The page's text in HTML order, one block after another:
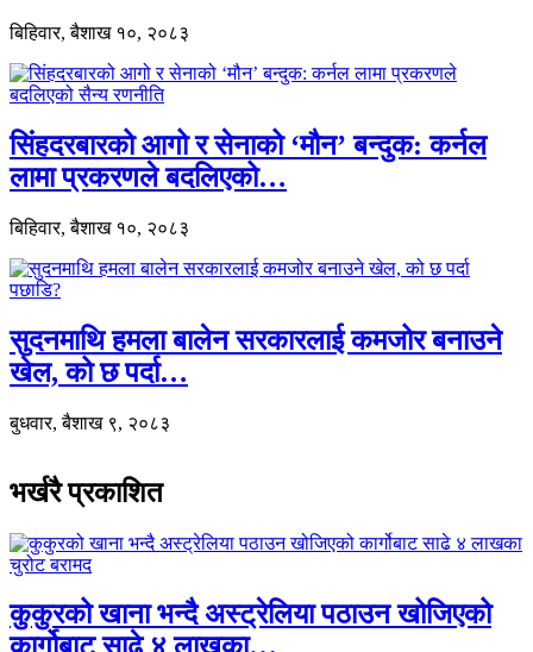
बिहिवार, बैशाख १०, २०८३
सिंहदरबारको आगो र सेनाको ‘मौन’ बन्दुक: कर्नल
लामा प्रकरणले बदलिएको…
बिहिवार, बैशाख १०, २०८३
सुदनमाथि हमला बालेन सरकारलाई कमजोर बनाउने
खेल, को छ पर्दा…
बुधवार, बैशाख ९, २०८३
भर्खरै प्रकाशित
कुकुरको खाना भन्दै अस्ट्रेलिया पठाउन खोजिएको